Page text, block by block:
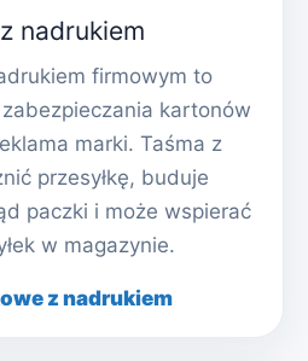
nadrukiem
firmowym to
kartonów
marki. Taśma z
przesyłkę, buduje
paczki i może wspierać
w magazynie.
z nadrukiem